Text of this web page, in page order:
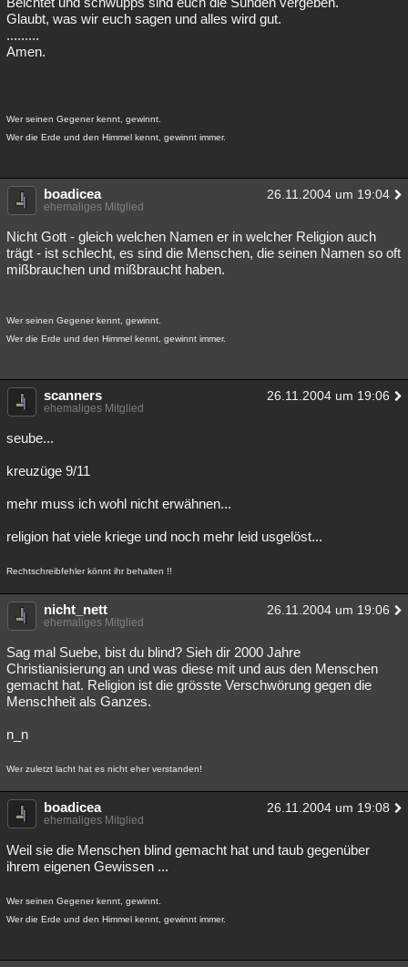
Glaubt, was wir euch sagen und alles wird gut.
.........
Amen.
Wer seinen Gegener kennt, gewinnt.
Wer die Erde und den Himmel kennt, gewinnt immer.
boadicea 26.11.2004 um 19:04
ehemaliges Mitglied
Nicht Gott - gleich welchen Namen er in welcher Religion auch
trägt - ist schlecht, es sind die Menschen, die seinen Namen so oft
mißbrauchen und mißbraucht haben.
Wer seinen Gegener kennt, gewinnt.
Wer die Erde und den Himmel kennt, gewinnt immer.
scanners 26.11.2004 um 19:06
ehemaliges Mitglied
seube...
kreuzüge 9/11
mehr muss ich wohl nicht erwähnen...
religion hat viele kriege und noch mehr leid usgelöst...
Rechtschreibfehler könnt ihr behalten !!
nicht_nett 26.11.2004 um 19:06
ehemaliges Mitglied
Sag mal Suebe, bist du blind? Sieh dir 2000 Jahre
Christianisierung an und was diese mit und aus den Menschen
gemacht hat. Religion ist die grösste Verschwörung gegen die
Menschheit als Ganzes.
n_n
Wer zuletzt lacht hat es nicht eher verstanden!
boadicea 26.11.2004 um 19:08
ehemaliges Mitglied
Weil sie die Menschen blind gemacht hat und taub gegenüber
ihrem eigenen Gewissen ...
Wer seinen Gegener kennt, gewinnt.
Wer die Erde und den Himmel kennt, gewinnt immer.